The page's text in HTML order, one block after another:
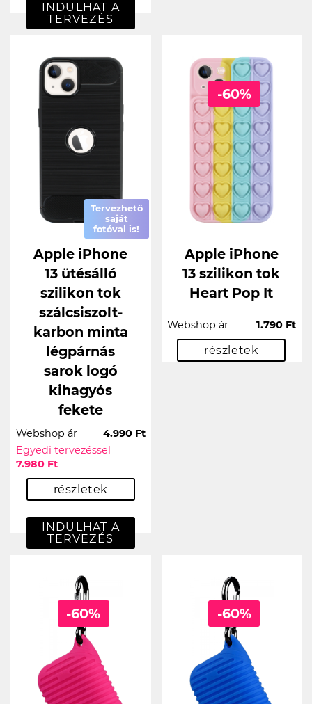
INDULHAT A
TERVEZÉS
Tervezhető
saját
fotóval is!
Apple iPhone
13 ütésálló
szilikon tok
szálcsiszolt-
karbon minta
légpárnás
sarok logó
kihagyós
fekete
Webshop ár
4.990 Ft
Egyedi tervezéssel
7.980 Ft
részletek
INDULHAT A
TERVEZÉS
-60%
Apple iPhone
13 szilikon tok
Heart Pop It
Webshop ár 1.790 Ft
részletek
-60% -60%